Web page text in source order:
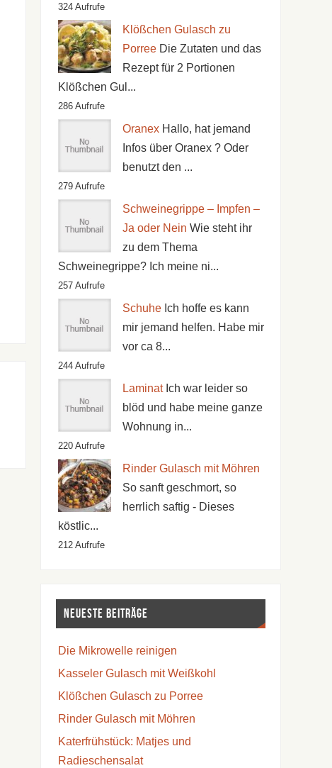
324 Aufrufe
Klößchen Gulasch zu
Porree Die Zutaten und das
Rezept für 2 Portionen
Klößchen Gul...
286 Aufrufe
Oranex Hallo, hat jemand
Infos über Oranex ? Oder
benutzt den ...
279 Aufrufe
Schweinegrippe – Impfen –
Ja oder Nein Wie steht ihr
zu dem Thema
Schweinegrippe? Ich meine ni...
257 Aufrufe
Schuhe Ich hoffe es kann
mir jemand helfen. Habe mir
vor ca 8...
244 Aufrufe
Laminat Ich war leider so
blöd und habe meine ganze
Wohnung in...
220 Aufrufe
Rinder Gulasch mit Möhren
So sanft geschmort, so
herrlich saftig - Dieses
köstlic...
212 Aufrufe
Neueste Beiträge
Die Mikrowelle reinigen
Kasseler Gulasch mit Weißkohl
Klößchen Gulasch zu Porree
Rinder Gulasch mit Möhren
Katerfrühstück: Matjes und
Radieschensalat